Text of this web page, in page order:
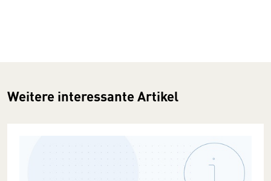
Weitere interessante Artikel